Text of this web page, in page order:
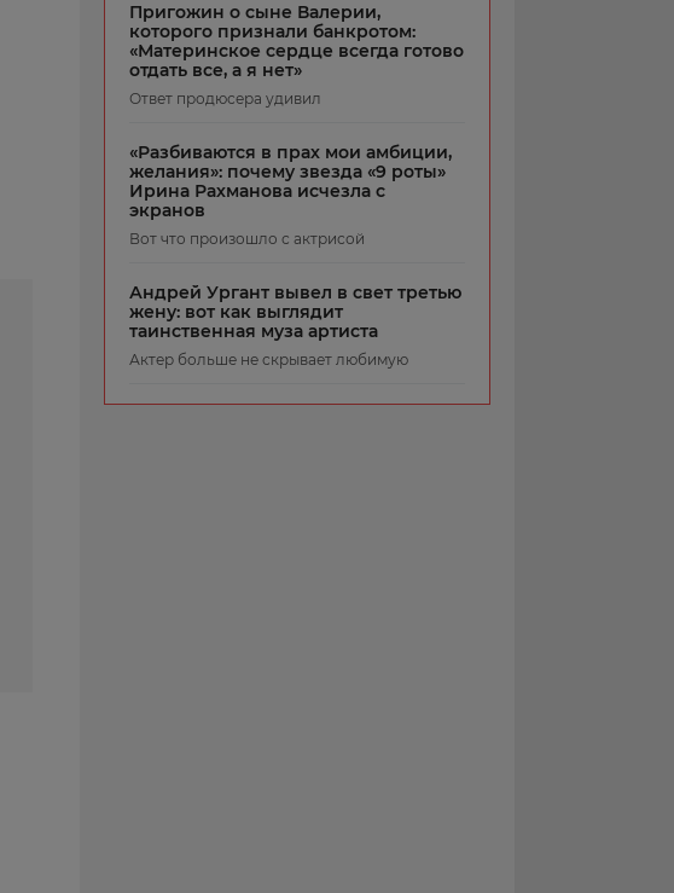
Пригожин о сыне Валерии,
которого признали банкротом:
«Материнское сердце всегда готово
отдать все, а я нет»
Ответ продюсера удивил
«Разбиваются в прах мои амбиции,
желания»: почему звезда «9 роты»
Ирина Рахманова исчезла с
экранов
Вот что произошло с актрисой
Андрей Ургант вывел в свет третью
жену: вот как выглядит
таинственная муза артиста
Актер больше не скрывает любимую